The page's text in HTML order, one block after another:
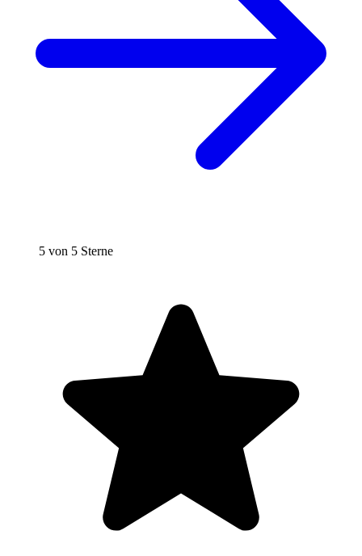
5 von 5 Sterne